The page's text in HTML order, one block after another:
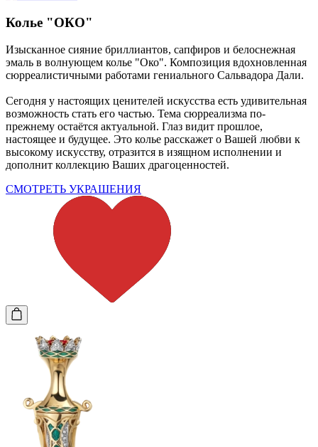
Колье "ОКО"
Изысканное сияние бриллиантов, сапфиров и белоснежная
эмаль в волнующем колье "Око". Композиция вдохновленная
сюрреалистичными работами гениального Сальвадора Дали.
Сегодня у настоящих ценителей искусства есть удивительная
возможность стать его частью. Тема сюрреализма по-
прежнему остаётся актуальной. Глаз видит прошлое,
настоящее и будущее. Это колье расскажет о Вашей любви к
высокому искусству, отразится в изящном исполнении и
дополнит коллекцию Ваших драгоценностей.
СМОТРЕТЬ УКРАШЕНИЯ